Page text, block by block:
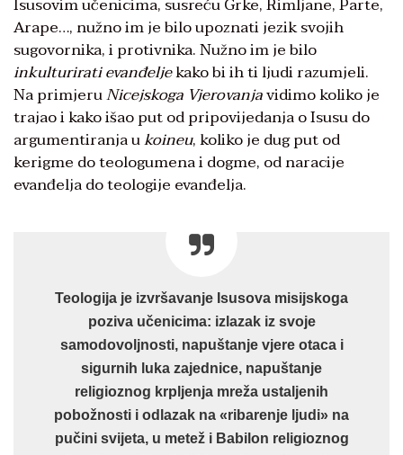
Arape…, nužno im je bilo upoznati jezik svojih
sugovornika, i protivnika. Nužno im je bilo
inkulturiratievanđeljekako bi ih ti ljudi razumjeli.
Na primjeruNicejskoga Vjerovanjavidimo koliko je
trajao i kako išao put od pripovijedanja o Isusu do
argumentiranja ukoineu, koliko je dug put od
kerigme do teologumena i dogme, od naracije
evanđelja do teologije evanđelja.
Teologija je izvršavanje Isusova misijskoga
poziva učenicima: izlazak iz svoje
samodovoljnosti, napuštanje vjere otaca i
sigurnih luka zajednice, napuštanje
religioznog krpljenja mreža ustaljenih
pobožnosti i odlazak na «ribarenje ljudi» na
pučini svijeta, u metež i Babilon religioznog